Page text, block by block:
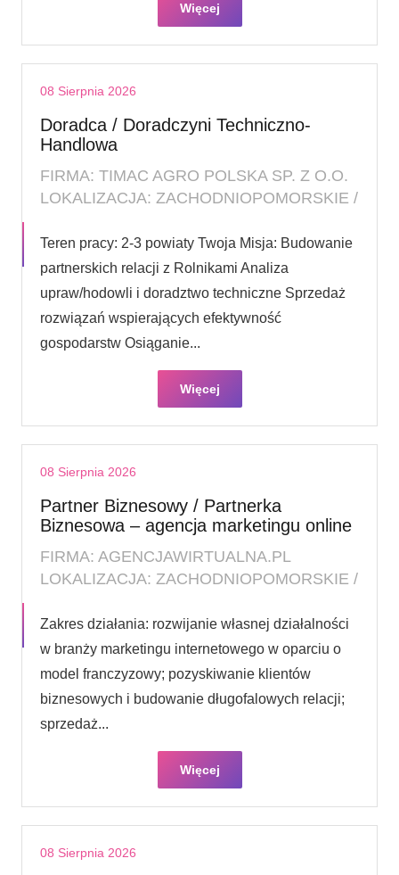
Więcej
08 Sierpnia 2026
Doradca / Doradczyni Techniczno-
Handlowa
FIRMA: TIMAC AGRO POLSKA SP. Z O.O.
LOKALIZACJA: ZACHODNIOPOMORSKIE /
Teren pracy: 2-3 powiaty Twoja Misja: Budowanie
partnerskich relacji z Rolnikami Analiza
upraw/hodowli i doradztwo techniczne Sprzedaż
rozwiązań wspierających efektywność
gospodarstw Osiąganie...
Więcej
08 Sierpnia 2026
Partner Biznesowy / Partnerka
Biznesowa – agencja marketingu online
FIRMA: AGENCJAWIRTUALNA.PL
LOKALIZACJA: ZACHODNIOPOMORSKIE /
Zakres działania: rozwijanie własnej działalności
w branży marketingu internetowego w oparciu o
model franczyzowy; pozyskiwanie klientów
biznesowych i budowanie długofalowych relacji;
sprzedaż...
Więcej
08 Sierpnia 2026